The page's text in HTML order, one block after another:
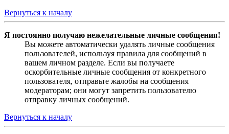
Вернуться к началу
Я постоянно получаю нежелательные личные сообщения!
Вы можете автоматически удалять личные сообщения
пользователей, используя правила для сообщений в
вашем личном разделе. Если вы получаете
оскорбительные личные сообщения от конкретного
пользователя, отправьте жалобы на сообщения
модераторам; они могут запретить пользователю
отправку личных сообщений.
Вернуться к началу